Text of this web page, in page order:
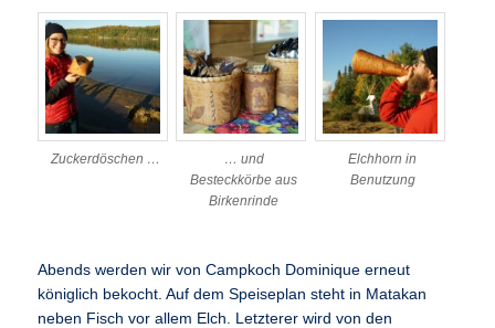
Zuckerdöschen …
… und
Besteckkörbe aus
Birkenrinde
Elchhorn in
Benutzung
Abends werden wir von Campkoch Dominique erneut
königlich bekocht. Auf dem Speiseplan steht in Matakan
neben Fisch vor allem Elch. Letzterer wird von den